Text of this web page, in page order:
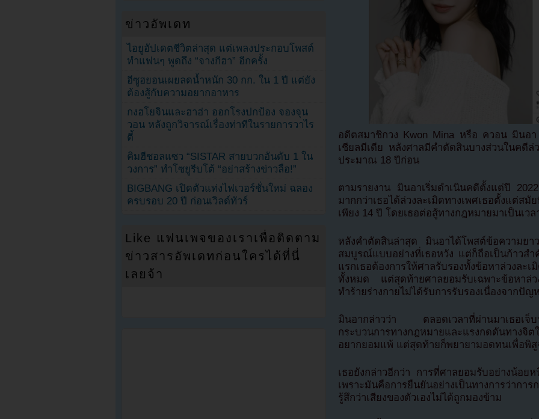
อดีตสมาชิกวง Kwon Mina หรือ ควอน มินอา
เชียลมีเดีย หลังศาลมีคำตัดสินบางส่วนในคดีล่
ประมาณ 18 ปีก่อน
ตามรายงาน มินอาเริ่มดำเนินคดีตั้งแต่ปี
มากกว่าเธอได้ล่วงละเมิดทางเพศเธอตั้งแต่ส
เพียง 14 ปี โดยเธอต่อสู้ทางกฎหมายมาเป็นเว
หลังคำตัดสินล่าสุด มินอาได้โพสต์ข้อความยา
สมบูรณ์แบบอย่างที่เธอหวัง แต่ก็ถือเป็นก้าวส
แรกเธอต้องการให้ศาลรับรองทั้งข้อหาล่วงละ
ทั้งหมด แต่สุดท้ายศาลยอมรับเฉพาะข้อหาล่
ทำร้ายร่างกายไม่ได้รับการรับรองเนื่องจากปั
มินอากล่าวว่า ตลอดเวลาที่ผ่านมาเธอเ
กระบวนการทางกฎหมายและแรงกดดันทาง
อยากยอมแพ้ แต่สุดท้ายก็พยายามอดทนเพื่อพิสู
เธอยังกล่าวอีกว่า การที่ศาลยอมรับอย่างน้อย
เพราะมันคือการยืนยันอย่างเป็นทางการว่ากา
รู้สึกว่าเสียงของตัวเองไม่ได้ถูกมองข้าม
ข่าวอัพเดท
ไอยูอัปเดตชีวิตล่าสุด แต่เพลงประกอบโพสต์
ทำแฟนๆ พูดถึง “จางกีฮา” อีกครั้ง
อีซูฮยอนเผยลดน้ำหนัก 30 กก. ใน 1 ปี แต่ยัง
ต้องสู้กับความอยากอาหาร
กงฮโยจินและฮาฮ่า ออกโรงปกป้อง จองจุน
วอน หลังถูกวิจารณ์เรื่องท่าทีในรายการวาไร
ตี้
คิมฮีชอลแซว “SISTAR สายบวกอันดับ 1 ใน
วงการ” ทำโซยูรีบโต้ “อย่าสร้างข่าวลือ!”
BIGBANG เปิดตัวแท่งไฟเวอร์ชั่นใหม่ ฉลอง
ครบรอบ 20 ปี ก่อนเวิลด์ทัวร์
Like แฟนเพจของเราเพื่อติดตาม
ข่าวสารอัพเดทก่อนใครได้ที่นี่
เลยจ้า